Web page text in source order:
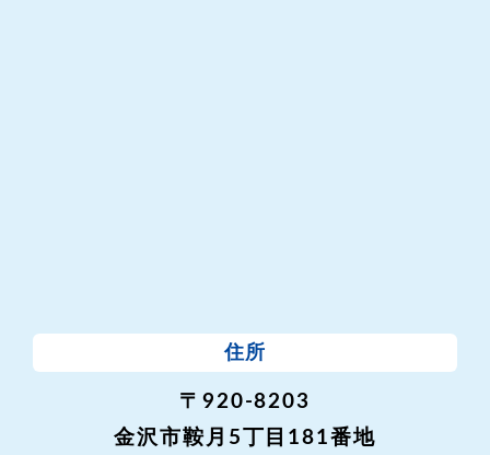
住所
〒920-8203
金沢市鞍月5丁目181番地